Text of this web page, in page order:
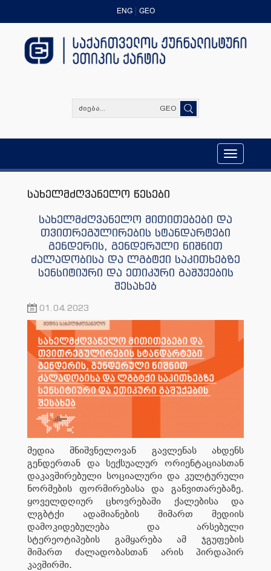
ENG GEO
GEO
Toggle
navigation
სახელმძღვანელო წესები
სახელმძღვანელო მითითებები და
თვითრეგულირების სტანდარტები
გენდერის, გენდერული ნიშნით
ძალადობისა და ლგბტქი საკითხებზე
სენსიტიური და ეთიკური გაშუქების
შესახებ
01.04.2023
მედია მნიშვნელოვან გავლენას ახდენს
გენდერთან და სექსუალურ ორიენტაციასთან
დაკავშირებული სოციალური და კულტურული
ნორმების ფორმირებასა და განვითარებაზე.
ყოველდღიურ ცხოვრებაში ქალებისა და
ლგბტქი ადამიანების მიმართ მედიის
დამოკიდებულება და არსებული
სტერეოტიპების გამყარება ამ ჯგუფების
მიმართ ძალადობასთან არის პირდაპირ
კავშირში.